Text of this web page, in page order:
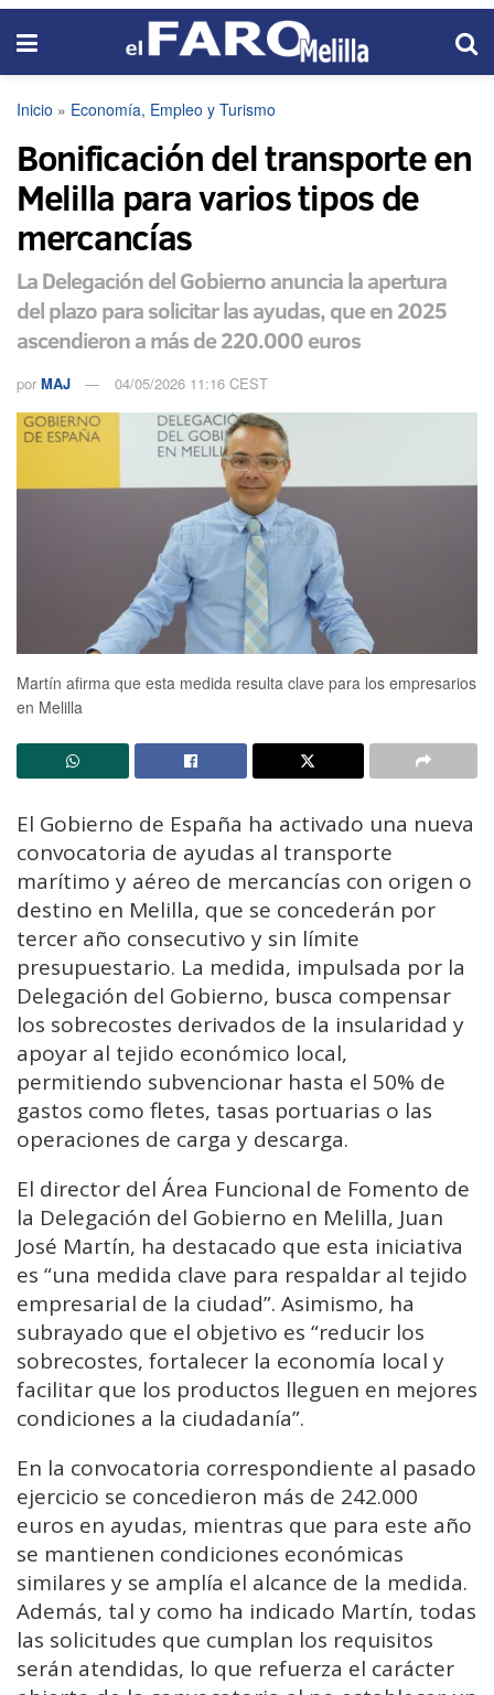
Inicio » Economía, Empleo y Turismo
Bonificación del transporte en
Melilla para varios tipos de
mercancías
La Delegación del Gobierno anuncia la apertura
del plazo para solicitar las ayudas, que en 2025
ascendieron a más de 220.000 euros
por MAJ 04/05/2026 11:16 CEST
Martín afirma que esta medida resulta clave para los empresarios
en Melilla
El Gobierno de España ha activado una nueva
convocatoria de ayudas al transporte
marítimo y aéreo de mercancías con origen o
destino en Melilla, que se concederán por
tercer año consecutivo y sin límite
presupuestario. La medida, impulsada por la
Delegación del Gobierno, busca compensar
los sobrecostes derivados de la insularidad y
apoyar al tejido económico local,
permitiendo subvencionar hasta el 50% de
gastos como fletes, tasas portuarias o las
operaciones de carga y descarga.
El director del Área Funcional de Fomento de
la Delegación del Gobierno en Melilla, Juan
José Martín, ha destacado que esta iniciativa
es “una medida clave para respaldar al tejido
empresarial de la ciudad”. Asimismo, ha
subrayado que el objetivo es “reducir los
sobrecostes, fortalecer la economía local y
facilitar que los productos lleguen en mejores
condiciones a la ciudadanía”.
En la convocatoria correspondiente al pasado
ejercicio se concedieron más de 242.000
euros en ayudas, mientras que para este año
se mantienen condiciones económicas
similares y se amplía el alcance de la medida.
Además, tal y como ha indicado Martín, todas
las solicitudes que cumplan los requisitos
serán atendidas, lo que refuerza el carácter